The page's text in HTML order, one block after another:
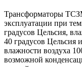
Трансформаторы
эксплуатации при
градусов Цельсия,
40 градусов Цельсия
влажности воздуха
возможной